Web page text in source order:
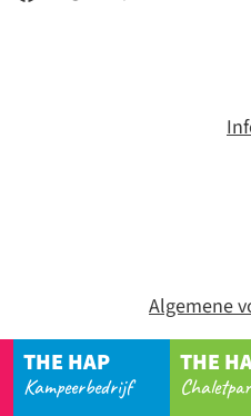
Algemene
THE HAP
Kampeerbedrijf
THE